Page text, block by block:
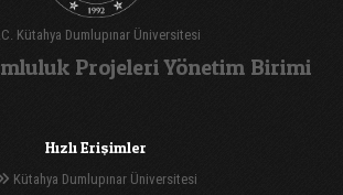
Kütahya Dumlupınar Üniversitesi
Projeleri Yönetim Birimi
Hızlı Erişimler
Kütahya Dumlupınar Üniversitesi